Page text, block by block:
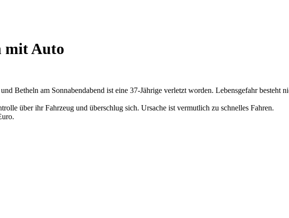
mit Auto
Betheln am Sonnabendabend ist eine 37-Jährige verletzt worden. Lebensgefahr besteht
über ihr Fahrzeug und überschlug sich. Ursache ist vermutlich zu schnelles Fahren.